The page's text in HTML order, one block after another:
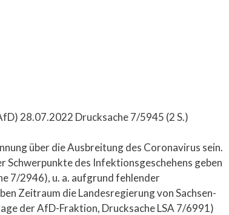
28.07.2022 Drucksache 7/5945 (2 S.)
über die Ausbreitung des Coronavirus sein.
Schwerpunkte des Infektionsgeschehens geben
7/2946), u. a. aufgrund fehlender
Zeitraum die Landesregierung von Sachsen-
der AfD-Fraktion, Drucksache LSA 7/6991)